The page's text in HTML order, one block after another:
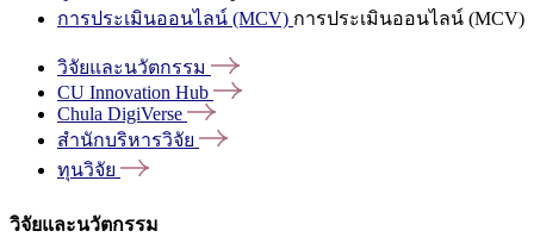
การประเมินออนไลน์ (MCV) การประเมินออนไลน์ (MCV)
วิจัยและนวัตกรรม
CU Innovation Hub
Chula DigiVerse
สำนักบริหารวิจัย
ทุนวิจัย
วิจัยและนวัตกรรม